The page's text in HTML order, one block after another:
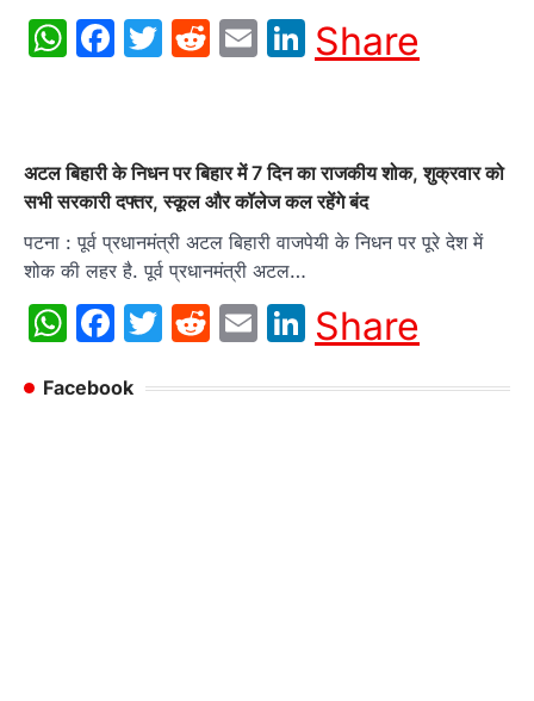
WhatsApp
Facebook
Twitter
Reddit
EmailLinkedIn
Share
अटल बिहारी के निधन पर बिहार में 7 दिन का राजकीय शोक, शुक्रवार को
सभी सरकारी दफ्तर, स्कूल और कॉलेज कल रहेंगे बंद
पटना : पूर्व प्रधानमंत्री अटल बिहारी वाजपेयी के निधन पर पूरे देश में
शोक की लहर है. पूर्व प्रधानमंत्री अटल…
WhatsApp
Facebook
Twitter
Reddit
EmailLinkedIn
Share
Facebook